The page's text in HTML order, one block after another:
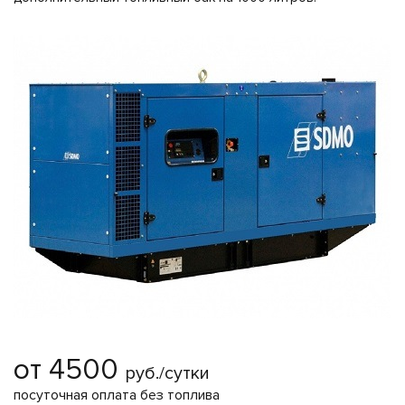
от 4500 руб./сутки
посуточная оплата без топлива